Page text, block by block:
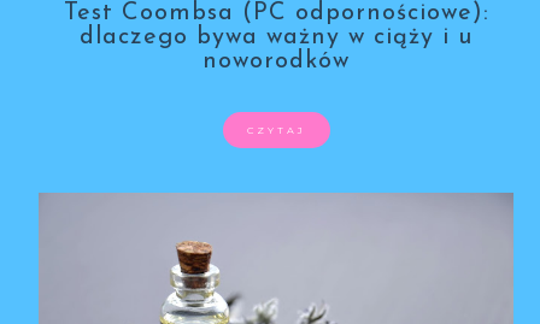
Test Coombsa (PC odpornościowe):
dlaczego bywa ważny w ciąży i u
noworodków
CZYTAJ